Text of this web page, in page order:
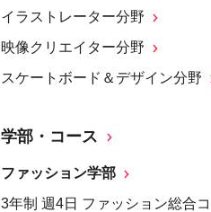
イラストレーター分野
映像クリエイター分野
スケートボード＆デザイン分野
学部・コース
ファッション学部
3年制 週4日 ファッション総合